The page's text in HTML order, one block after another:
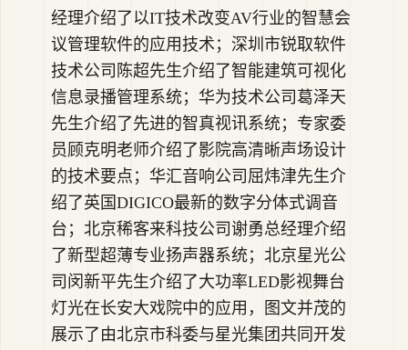
经理介绍了以IT技术改变AV行业的智慧会
议管理软件的应用技术；深圳市锐取软件
技术公司陈超先生介绍了智能建筑可视化
信息录播管理系统；华为技术公司葛泽天
先生介绍了先进的智真视讯系统；专家委
员顾克明老师介绍了影院高清晰声场设计
的技术要点；华汇音响公司屈炜津先生介
绍了英国DIGICO最新的数字分体式调音
台；北京稀客来科技公司谢勇总经理介绍
了新型超薄专业扬声器系统；北京星光公
司闵新平先生介绍了大功率LED影视舞台
灯光在长安大戏院中的应用，图文并茂的
展示了由北京市科委与星光集团共同开发